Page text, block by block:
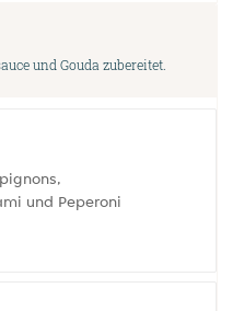
und Gouda zubereitet.
und Peperoni